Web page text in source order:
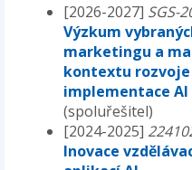
[2026-2027] SGS-
Výzkum
marketingu a
kontextu
implementace AI
(spoluřešitel)
[2024-2025]
Inovace